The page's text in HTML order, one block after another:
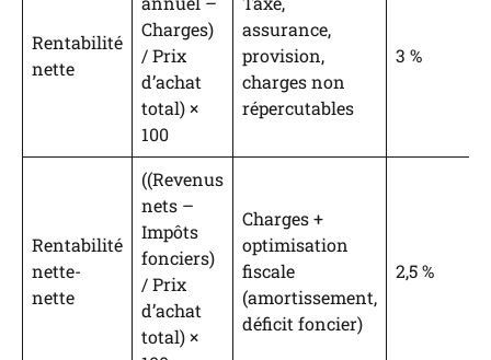
Rentabilité
nette
Charges)
/ Prix
d’achat
total) ×
100
assurance,
provision,
charges non
répercutables
3 %
Rentabilité
nette-
nette
((Revenus
nets –
Impôts
fonciers)
/ Prix
d’achat
total) ×
Charges +
optimisation
fiscale
(amortissement,
déficit foncier)
2,5 %